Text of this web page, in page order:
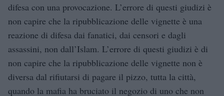
difesa con una provocazione. L’errore di questi giudizi è
non capire che la ripubblicazione delle vignette è una
reazione di difesa dai fanatici, dai censori e dagli
assassini, non dall’Islam. L’errore di questi giudizi è di
non capire che la ripubblicazione delle vignette non è
diversa dal rifiutarsi di pagare il pizzo, tutta la città,
quando la mafia ha bruciato il negozio di uno che non